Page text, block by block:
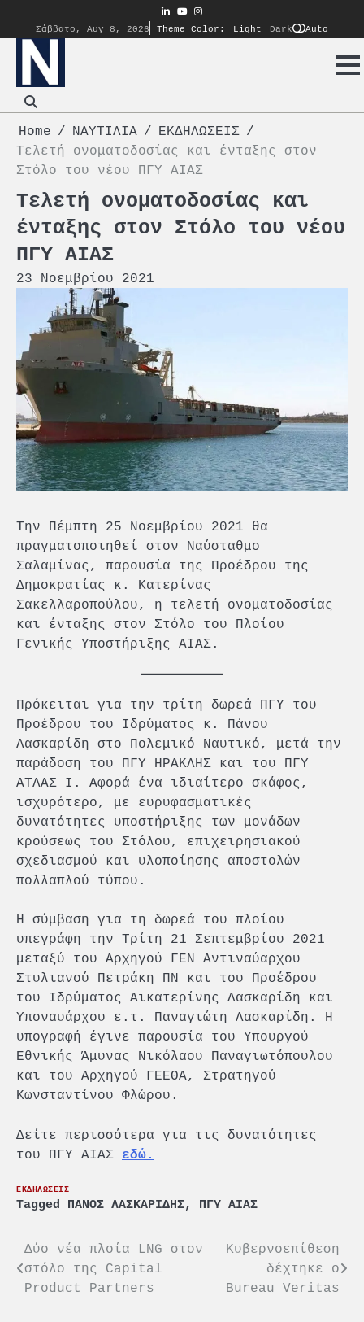
content
linkedin
youtube
instagram
Σάββατο, Αυγ 8, 2026
Theme Color: Light Dark Auto
Home ΝΑΥΤΙΛΙΑ
ΕΚΔΗΛΩΣΕΙΣ
Τελετή ονοματοδοσίας και ένταξης στον
Στόλο του νέου ΠΓΥ ΑΙΑΣ
Τελετή ονοματοδοσίας και
ένταξης στον Στόλο του νέου
ΠΓΥ ΑΙΑΣ
23 Νοεμβρίου 2021
Την Πέμπτη 25 Νοεμβρίου 2021 θα
πραγματοποιηθεί στον Ναύσταθμο
Σαλαμίνας, παρουσία της Προέδρου της
Δημοκρατίας κ. Κατερίνας
Σακελλαροπούλου, η τελετή ονοματοδοσίας
και ένταξης στον Στόλο του Πλοίου
Γενικής Υποστήριξης ΑΙΑΣ.
Πρόκειται για την τρίτη δωρεά ΠΓΥ του
Προέδρου του Ιδρύματος κ. Πάνου
Λασκαρίδη στο Πολεμικό Ναυτικό, μετά την
παράδοση του ΠΓΥ ΗΡΑΚΛΗΣ και του ΠΓΥ
ΑΤΛΑΣ Ι. Αφορά ένα ιδιαίτερο σκάφος,
ισχυρότερο, με ευρυφασματικές
δυνατότητες υποστήριξης των μονάδων
κρούσεως του Στόλου, επιχειρησιακού
σχεδιασμού και υλοποίησης αποστολών
πολλαπλού τύπου.
Η σύμβαση για τη δωρεά του πλοίου
υπεγράφη την Τρίτη 21 Σεπτεμβρίου 2021
μεταξύ του Αρχηγού ΓΕΝ Αντιναύαρχου
Στυλιανού Πετράκη ΠΝ και του Προέδρου
του Ιδρύματος Αικατερίνης Λασκαρίδη και
Υποναυάρχου ε.τ. Παναγιώτη Λασκαρίδη. Η
υπογραφή έγινε παρουσία του Υπουργού
Εθνικής Άμυνας Νικόλαου Παναγιωτόπουλου
και του Αρχηγού ΓΕΕΘΑ, Στρατηγού
Κωνσταντίνου Φλώρου.
Δείτε περισσότερα για τις δυνατότητες
του ΠΓΥ ΑΙΑΣ εδώ.
ΕΚΔΗΛΩΣΕΙΣ
Tagged ΠΑΝΟΣ ΛΑΣΚΑΡΙΔΗΣ, ΠΓΥ ΑΙΑΣ
Πλοήγηση
άρθρων
Δύο νέα πλοία LNG στον
στόλο της Capital
Product Partners
Κυβερνοεπίθεση
δέχτηκε ο
Bureau Veritas